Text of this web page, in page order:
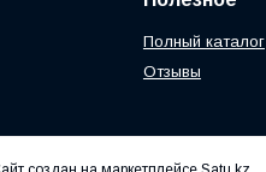
Полный каталог
Отзывы